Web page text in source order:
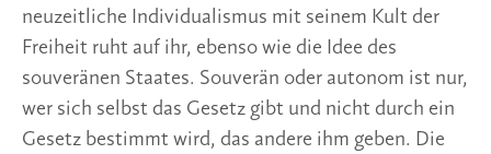
neuzeitliche Individualismus mit seinem Kult der
Freiheit ruht auf ihr, ebenso wie die Idee des
souveränen Staates. Souverän oder autonom ist nur,
wer sich selbst das Gesetz gibt und nicht durch ein
Gesetz bestimmt wird, das andere ihm geben. Die